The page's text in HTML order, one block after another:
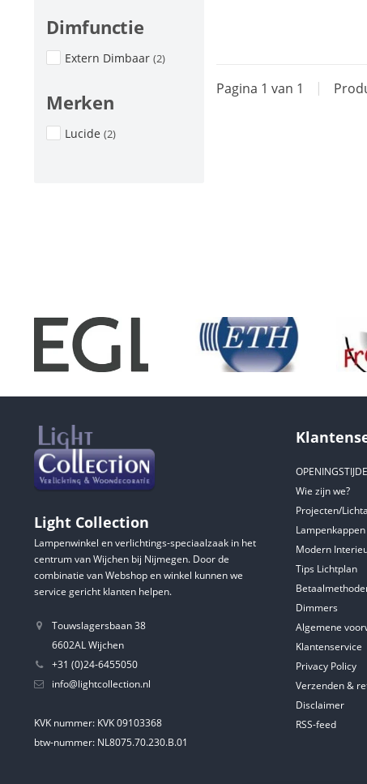
Dimfunctie
Extern Dimbaar (2)
Merken
Lucide (2)
Pagina 1 van 1 |
Light Collection
Lampenwinkel en verlichtings-speciaalzaak in het
centrum van Wijchen bij Nijmegen. Door de
combinatie van Webshop en winkel kunnen we
service gericht klanten helpen.
Touwslagersbaan 38
6602AL Wijchen
+31 (0)24-6455050
info@lightcollection.nl
KVK nummer: KVK 09103368
btw-nummer: NL8075.70.230.B.01
Wie zijn we?
Projecten/
Modern
Tips Lichtplan
Dimmers
Algemene
Klantenservice
Privacy Policy
Verzenden &
Disclaimer
RSS-feed